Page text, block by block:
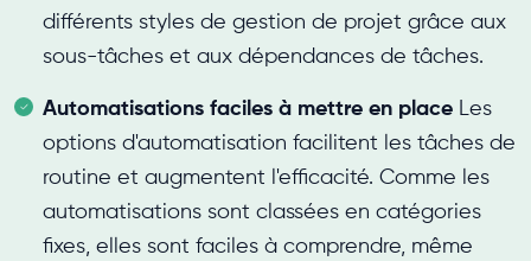
différents styles de gestion de projet grâce aux
sous-tâches et aux dépendances de tâches.
Automatisations faciles à mettre en place Les
options d'automatisation facilitent les tâches de
routine et augmentent l'efficacité. Comme les
automatisations sont classées en catégories
fixes, elles sont faciles à comprendre, même